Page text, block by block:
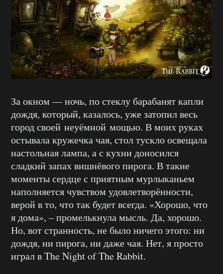
За окном — ночь, по стеклу барабанят капли
дождя, который, казалось, уже затопил весь
город своей неуёмной мощью. В моих руках
остывала кружечка чая, стол тускло освещала
настольная лампа, а с кухни доносился
сладкий запах вишнёвого пирога. В такие
моменты сердце с приятным мурлыканьем
наполняется чувством удовлетворённости,
верой в то, что так будет всегда. «Хорошо, что
я дома», – промелькнула мысль. Да, хорошо.
Но, вот странность, не было ничего этого: ни
дождя, ни пирога, ни даже чая. Нет, я просто
играл в The Night of The Rabbit.